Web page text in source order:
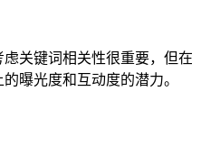
关键词相关性很重要，但在
曝光度和互动度的潜力。